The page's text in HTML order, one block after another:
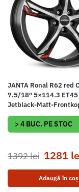
JANTA Ronal R62 red
7.5/18″ 5×114.3 ET45
Jetblack-Matt-
> 4 BUC. PE STOC
1392lei 1281
Adaugă în coș